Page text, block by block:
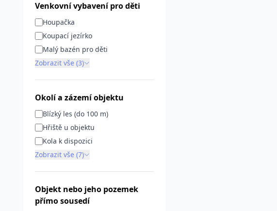
Venkovní vybavení pro děti
Houpačka
Koupací jezírko
Malý bazén pro děti
Zobrazit vše (3)
Okolí a zázemí objektu
Blízký les (do 100 m)
Hřiště u objektu
Kola k dispozici
Zobrazit vše (7)
Objekt nebo jeho pozemek
přímo sousedí